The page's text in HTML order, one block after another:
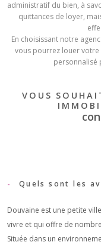
administratif du bien, à
quittances de loyer,
En choisissant notre
vous pourrez louer
personnalisé
VOUS
Quels sont les
Douvaine est une petite
vivre et qui offre de
Située dans un